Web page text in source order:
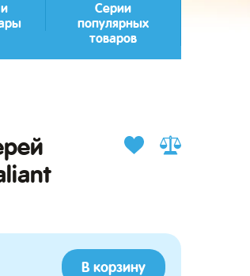
Серии
популярных
товаров
В корзину